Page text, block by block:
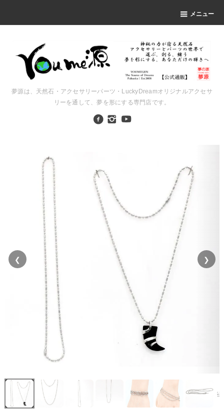
メニュー
夢源は、天然石・アクセサリーパーツ・LuckyDreamオリジナルアクセサ
リーを通して、夢を形にする専門店です。
❮ ❯